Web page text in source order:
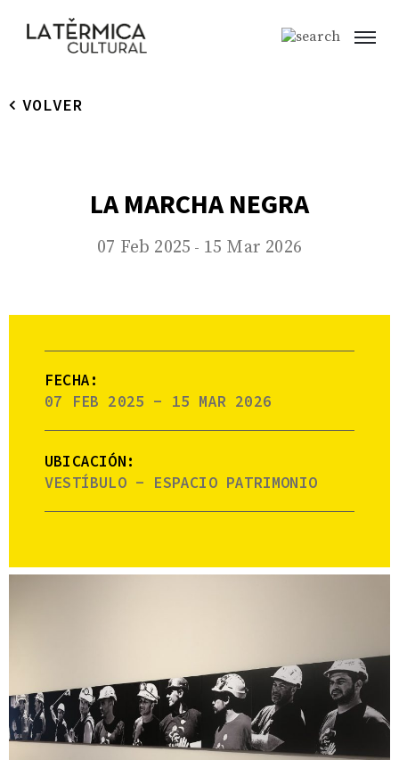
VOLVER
LA MARCHA NEGRA
07 Feb 2025 - 15 Mar 2026
FECHA:
07 FEB 2025 - 15 MAR 2026
UBICACIÓN:
VESTÍBULO - ESPACIO PATRIMONIO